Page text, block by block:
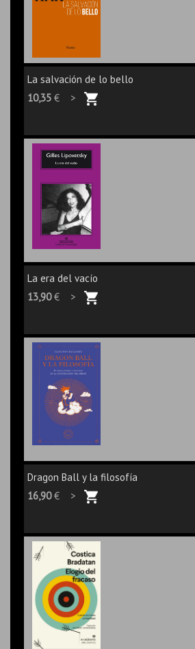
La salvación de lo bello
10,35 € >
La era del vacío
13,90€ >
Dragon Ball y la filosofía
16,90€ >